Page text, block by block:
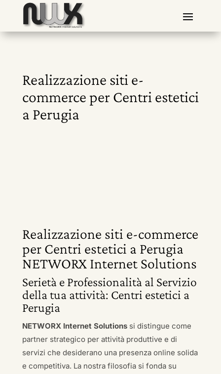
Realizzazione siti e-
commerce per Centri estetici
a Perugia
Realizzazione siti e-commerce
per Centri estetici a Perugia
NETWORX Internet Solutions
Serietà e Professionalità al Servizio
della tua attività: Centri estetici a
Perugia
NETWORX Internet Solutionssi distingue come
partner strategico per attività produttive e di
servizi che desiderano una presenza online solida
e competitiva. La nostra filosofia si fonda su